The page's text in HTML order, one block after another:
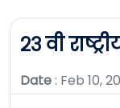
२३ वी
Date: Feb 10,